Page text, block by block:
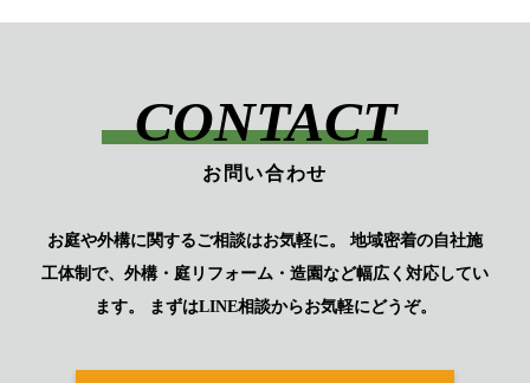
CONTACT
お問い合わせ
お庭や外構に関するご相談はお気軽に。
地域密着の自社施
工体制で、外構・庭リフォーム・造園など幅広く対応してい
ます。
まずはLINE相談からお気軽にどうぞ。